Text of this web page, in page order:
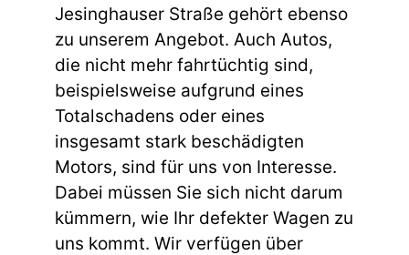
Jesinghauser Straße gehört ebenso
zu unserem Angebot. Auch Autos,
die nicht mehr fahrtüchtig sind,
beispielsweise aufgrund eines
Totalschadens oder eines
insgesamt stark beschädigten
Motors, sind für uns von Interesse.
Dabei müssen Sie sich nicht darum
kümmern, wie Ihr defekter Wagen zu
uns kommt. Wir verfügen über